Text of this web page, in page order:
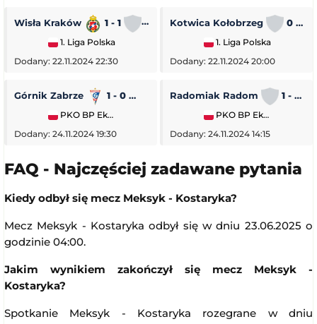
Wisła Kraków 1 - 1 Stal Rzeszów
1. Liga Polska
Dodany: 22.11.2024 22:30
Kotwica Kołobrzeg 0 - 5
1. Liga Polska
Dodany: 22.11.2024 20:00
Górnik Zabrze 1 - 0 Piast Gliwice
PKO BP Ekstraklasa
Dodany: 24.11.2024 19:30
Radomiak Radom 1 - 2
PKO BP Ekstraklasa
Dodany: 24.11.2024 14:15
FAQ - Najczęściej zadawane pytania
Kiedy odbył się mecz Meksyk - Kostaryka?
Mecz Meksyk - Kostaryka odbył się w dniu 23.06.2025 o
godzinie 04:00.
Jakim wynikiem zakończył się mecz Meksyk -
Kostaryka?
Spotkanie Meksyk - Kostaryka rozegrane w dniu